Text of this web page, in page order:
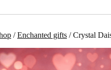
/Enchanted gifts / Crystal